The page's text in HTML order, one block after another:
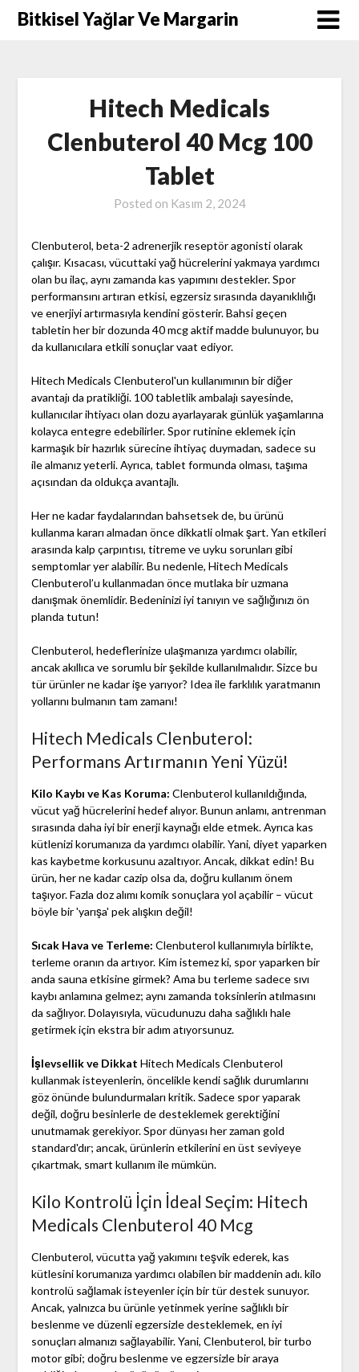
SkipBitkisel Yağlar Ve Margarin
Hitech Medicals
Clenbuterol 40 Mcg 100
Tablet
Posted on Kasım 2, 2024
Clenbuterol, beta-2 adrenerjik reseptör agonisti olarak
çalışır. Kısacası, vücuttaki yağ hücrelerini yakmaya yardımcı
olan bu ilaç, aynı zamanda kas yapımını destekler. Spor
performansını artıran etkisi, egzersiz sırasında dayanıklılığı
ve enerjiyi artırmasıyla kendini gösterir. Bahsi geçen
tabletin her bir dozunda 40 mcg aktif madde bulunuyor, bu
da kullanıcılara etkili sonuçlar vaat ediyor.
Hitech Medicals Clenbuterol'un kullanımının bir diğer
avantajı da pratikliği. 100 tabletlik ambalajı sayesinde,
kullanıcılar ihtiyacı olan dozu ayarlayarak günlük yaşamlarına
kolayca entegre edebilirler. Spor rutinine eklemek için
karmaşık bir hazırlık sürecine ihtiyaç duymadan, sadece su
ile almanız yeterli. Ayrıca, tablet formunda olması, taşıma
açısından da oldukça avantajlı.
Her ne kadar faydalarından bahsetsek de, bu ürünü
kullanma kararı almadan önce dikkatli olmak şart. Yan etkileri
arasında kalp çarpıntısı, titreme ve uyku sorunları gibi
semptomlar yer alabilir. Bu nedenle, Hitech Medicals
Clenbuterol’u kullanmadan önce mutlaka bir uzmana
danışmak önemlidir. Bedeninizi iyi tanıyın ve sağlığınızı ön
planda tutun!
Clenbuterol, hedeflerinize ulaşmanıza yardımcı olabilir,
ancak akıllıca ve sorumlu bir şekilde kullanılmalıdır. Sizce bu
tür ürünler ne kadar işe yarıyor? Idea ile farklılık yaratmanın
yollarını bulmanın tam zamanı!
Hitech Medicals Clenbuterol:
Performans Artırmanın Yeni Yüzü!
Kilo Kaybı ve Kas Koruma: Clenbuterol kullanıldığında,
vücut yağ hücrelerini hedef alıyor. Bunun anlamı, antrenman
sırasında daha iyi bir enerji kaynağı elde etmek. Ayrıca kas
kütlenizi korumanıza da yardımcı olabilir. Yani, diyet yaparken
kas kaybetme korkusunu azaltıyor. Ancak, dikkat edin! Bu
ürün, her ne kadar cazip olsa da, doğru kullanım önem
taşıyor. Fazla doz alımı komik sonuçlara yol açabilir – vücut
böyle bir 'yarışa' pek alışkın değil!
Sıcak Hava ve Terleme: Clenbuterol kullanımıyla birlikte,
terleme oranın da artıyor. Kim istemez ki, spor yaparken bir
anda sauna etkisine girmek? Ama bu terleme sadece sıvı
kaybı anlamına gelmez; aynı zamanda toksinlerin atılmasını
da sağlıyor. Dolayısıyla, vücudunuzu daha sağlıklı hale
getirmek için ekstra bir adım atıyorsunuz.
İşlevsellik ve Dikkat Hitech Medicals Clenbuterol
kullanmak isteyenlerin, öncelikle kendi sağlık durumlarını
göz önünde bulundurmaları kritik. Sadece spor yaparak
değil, doğru besinlerle de desteklemek gerektiğini
unutmamak gerekiyor. Spor dünyası her zaman gold
standard'dır; ancak, ürünlerin etkilerini en üst seviyeye
çıkartmak, smart kullanım ile mümkün.
Kilo Kontrolü İçin İdeal Seçim: Hitech
Medicals Clenbuterol 40 Mcg
Clenbuterol, vücutta yağ yakımını teşvik ederek, kas
kütlesini korumanıza yardımcı olabilen bir maddenin adı. kilo
kontrolü sağlamak isteyenler için bir tür destek sunuyor.
Ancak, yalnızca bu ürünle yetinmek yerine sağlıklı bir
beslenme ve düzenli egzersizle desteklemek, en iyi
sonuçları almanızı sağlayabilir. Yani, Clenbuterol, bir turbo
motor gibi; doğru beslenme ve egzersizle bir araya